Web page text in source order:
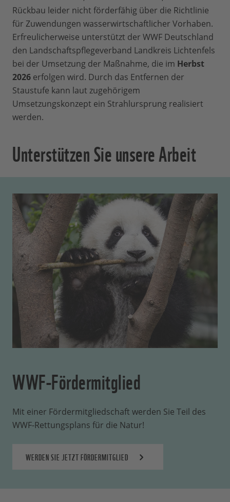
Rückbau leider nicht förderfähig über die Richtlinie
für Zuwendungen wasserwirtschaftlicher Vorhaben.
Erfreulicherweise unterstützt der WWF Deutschland
den Landschaftspflegeverband Landkreis Lichtenfels
bei der Umsetzung der Maßnahme, die im Herbst
2026 erfolgen wird. Durch das Entfernen der
Staustufe kann laut zugehörigem
Umsetzungskonzept ein Strahlursprung realisiert
werden.
Unterstützen Sie unsere Arbeit
WWF-Fördermitglied
Mit einer Fördermitgliedschaft werden Sie Teil des
WWF-Rettungsplans für die Natur!
WERDEN SIE JETZT FÖRDERMITGLIED